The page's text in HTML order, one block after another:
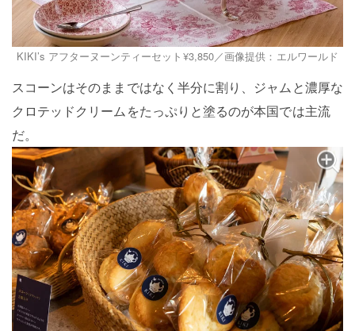
KIKI’s アフターヌーンティーセット¥3,850／画像提供：エルワールド
スコーンはそのままではなく半分に割り、ジャムと濃厚な
クロテッドクリームをたっぷりと塗るのが本国では主流
だ。